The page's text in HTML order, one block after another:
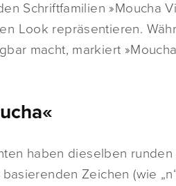
Schriftfamilien »Moucha
Look repräsentieren.
macht, markiert
haben dieselben runden
Zeichen (wie